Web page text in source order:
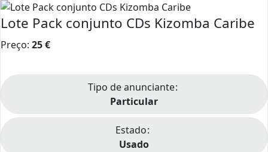
Lote Pack conjunto CDs Kizomba Caribe
Preço: 25€
Tipo de anunciante
Particular
Estado
Usado